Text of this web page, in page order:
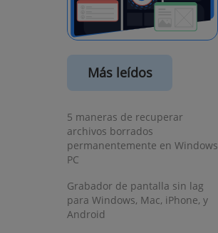
window)
Más leídos
5 maneras de recuperar
archivos borrados
permanentemente en Windows
PC
Grabador de pantalla sin lag
para Windows, Mac, iPhone, y
Android